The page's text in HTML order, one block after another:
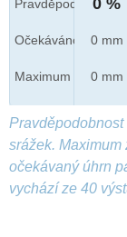
Pravděpod.
Očekáváno
Maximum
0 %
0 mm
0 mm
srážek. Maximum
očekávaný úhrn
vychází ze 40